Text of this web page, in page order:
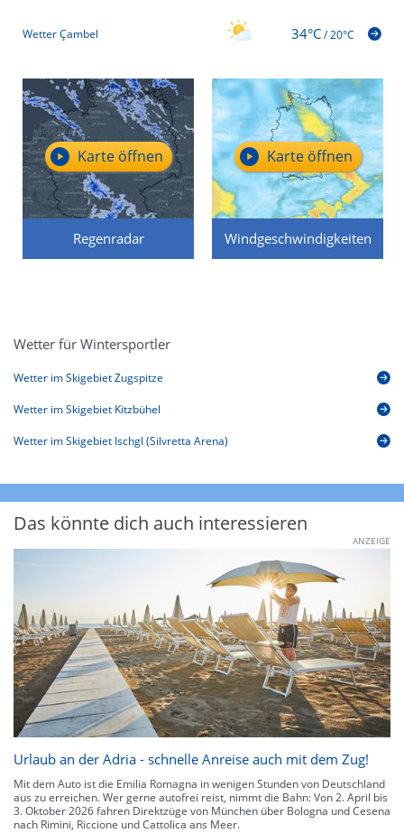
Wetter Çambel 34°C/20°C
Regenradar
Karte öffnen
Windgeschwindigkeiten
Karte öffnen
Wetter für Wintersportler
Wetter im Skigebiet Zugspitze
Wetter im Skigebiet Kitzbühel
Wetter im Skigebiet Ischgl (Silvretta Arena)
Das könnte dich auch interessieren
ANZEIGE
Urlaub an der Adria - schnelle Anreise auch mit dem Zug!
Mit dem Auto ist die Emilia Romagna in wenigen Stunden von Deutschland
aus zu erreichen. Wer gerne autofrei reist, nimmt die Bahn: Von 2. April bis
3. Oktober 2026 fahren Direktzüge von München über Bologna und Cesena
nach Rimini, Riccione und Cattolica ans Meer.